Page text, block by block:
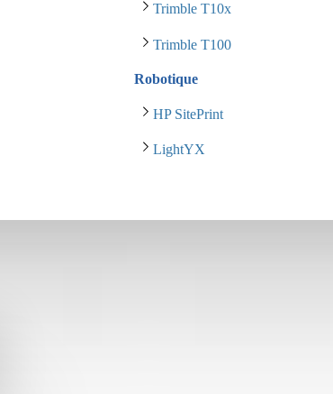
Trimble T10x
Trimble T100
Robotique
HP SitePrint
LightYX